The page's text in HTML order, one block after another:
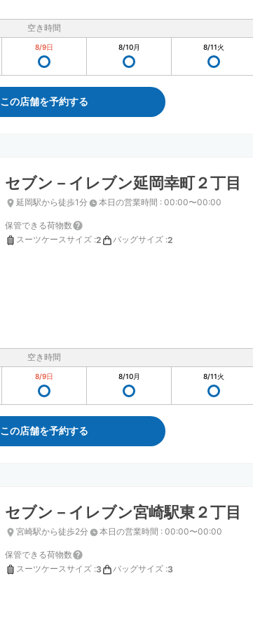
空き時間
8/9日 8/10月 8/11火
この店舗を予約する
セブン－イレブン延岡幸町２丁目
延岡駅から徒歩1分 本日の営業時間 : 00:00〜00:00
保管できる荷物数
スーツケースサイズ :2 バッグサイズ :2
空き時間
8/9日 8/10月 8/11火
この店舗を予約する
セブン－イレブン宮崎駅東２丁目
宮崎駅から徒歩2分 本日の営業時間 : 00:00〜00:00
保管できる荷物数
スーツケースサイズ :3 バッグサイズ :3